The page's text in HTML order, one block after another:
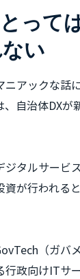
って
い
アックな話
自治体DXが
ジタルサービ
資が行われる
（ガバ
行政向けITサ